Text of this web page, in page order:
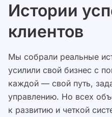
Истории
клиентов
Мы собрали реальные
усилили свой бизнес с
каждой — свой путь,
управлению. Но всех
к развитию и четкой